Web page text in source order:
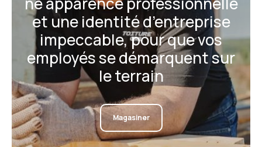
et une identité d’entreprise
impeccable, pour que vos
employés se démarquent sur
le terrain
Magasiner